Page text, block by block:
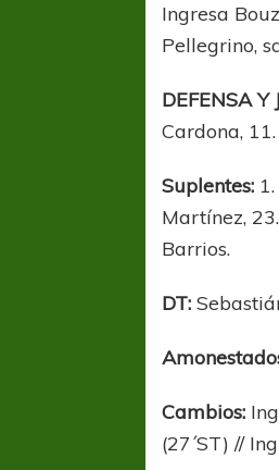
Ingresa
Pellegrino,
DEFENSA Y
Cardona,
Suplentes:
Martínez,
Barrios.
DT:
Cambios:
(27´ST) //
FÚTBOL FEMENINO
REGIONAL AMATEUR
jugará ante Estrella del Sur